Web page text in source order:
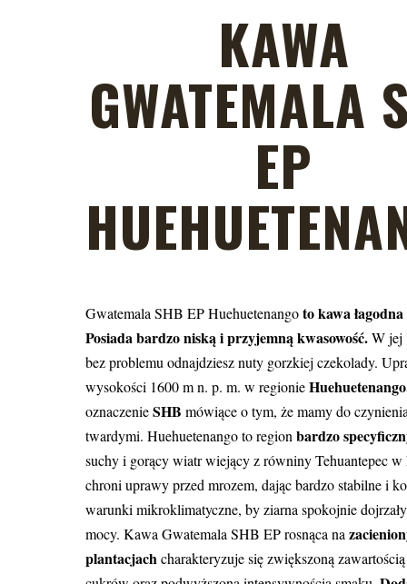
KAWA
GWATEMALA
EP
Gwatemala SHB EP Huehuetenangoto kawa łagodna
Posiada bardzo niską i przyjemną kwasowość.W jej
bez problemu odnajdziesz nuty gorzkiej czekolady.
wysokości 1600 m n. p. m. w regionie
oznaczenieSHB mówiące o tym, że mamy do
twardymi. Huehuetenango to region bardzo
suchy i gorący wiatr wiejący z równiny Tehuantepec
chroni uprawy przed mrozem, dając bardzo stabilne i
warunki mikroklimatyczne, by ziarna spokojnie
mocy. Kawa Gwatemala SHB EP rosnąca na
plantacjach charakteryzuje się zwiększoną